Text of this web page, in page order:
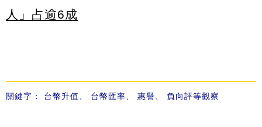
人」占逾6成
關鍵字： 台幣升值 台幣匯率 惠譽 負向評等觀察